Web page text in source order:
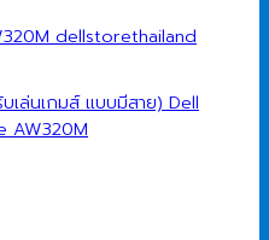
เล่นเกมส์ แบบมีสาย) Dell
AW320M